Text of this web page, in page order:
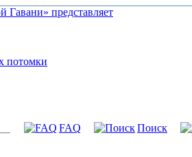
Гавани» представляет
потомки
FAQ Поиск